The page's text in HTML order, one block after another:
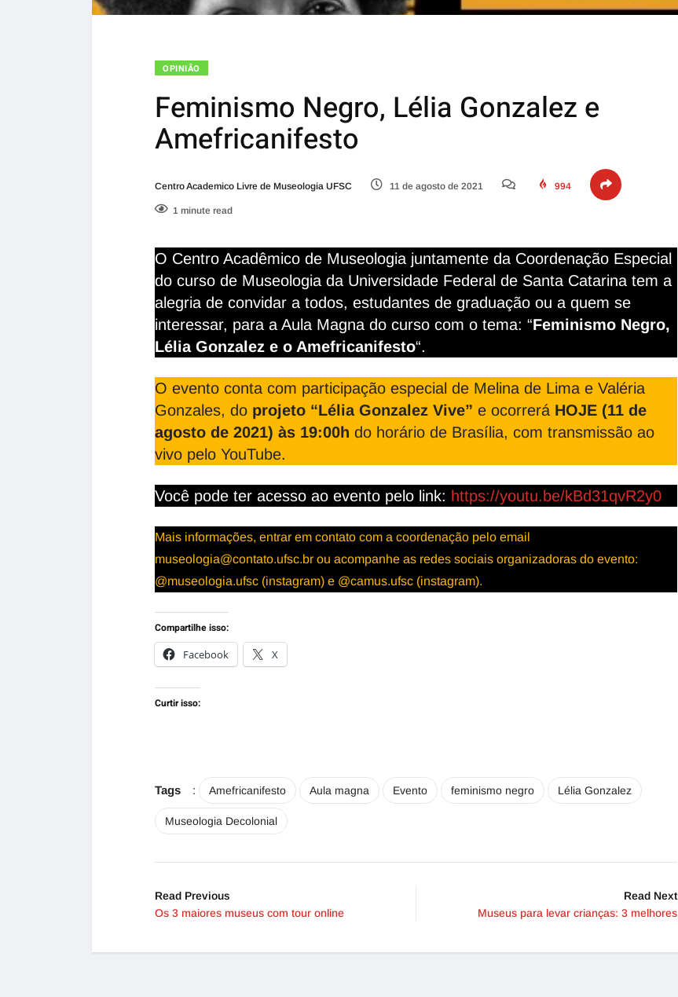
OPINIÃO
Feminismo Negro, Lélia Gonzalez e
Amefricanifesto
Centro Academico Livre de Museologia UFSC 11 de agosto de 2021 994
1 minute read
O Centro Acadêmico de Museologia juntamente da Coordenação Especial
do curso de Museologia da Universidade Federal de Santa Catarina tem a
alegria de convidar a todos, estudantes de graduação ou a quem se
interessar, para a Aula Magna do curso com o tema: “Feminismo Negro,
Lélia Gonzalez e o Amefricanifesto“.
O evento conta com participação especial de Melina de Lima e Valéria
Gonzales, do projeto “Lélia Gonzalez Vive” e ocorrerá HOJE (11 de
agosto de 2021) às 19:00h do horário de Brasília, com transmissão ao
vivo pelo YouTube.
Você pode ter acesso ao evento pelo link: https://youtu.be/kBd31qvR2y0
Mais informações, entrar em contato com a coordenação pelo email
museologia@contato.ufsc.br ou acompanhe as redes sociais organizadoras do evento:
@museologia.ufsc (instagram) e @camus.ufsc (instagram).
Compartilhe isso:
Facebook
X
Curtir isso:
Tags : Amefricanifesto Aula magna Evento feminismo negro Lélia Gonzalez
Museologia Decolonial
Read Previous
Os 3 maiores museus com tour online
Read Next
Museus para levar crianças: 3 melhores